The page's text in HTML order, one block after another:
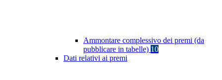
Ammontare complessivo dei premi (da
pubblicare in tabelle) 10
Dati relativi ai premi